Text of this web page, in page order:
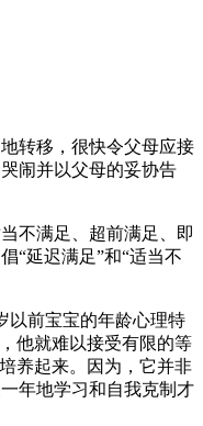
转移，很快令父母应接
闹并以父母的妥协告
不满足、超前满足、即
“延迟满足”和“适当不
以前宝宝的年龄心理特
他就难以接受有限的等
养起来。因为，它并非
年地学习和自我克制才